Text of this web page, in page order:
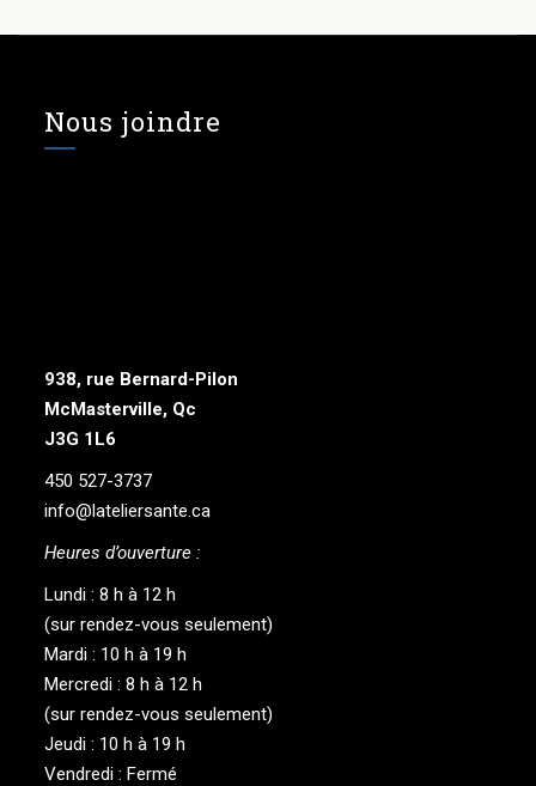
Nous joindre
938, rue Bernard-Pilon
McMasterville, Qc
J3G 1L6
450 527-3737
info@lateliersante.ca
Heures d’ouverture :
Lundi : 8 h à 12 h
(sur rendez-vous seulement)
Mardi : 10 h à 19 h
Mercredi : 8 h à 12 h
(sur rendez-vous seulement)
Jeudi : 10 h à 19 h
Vendredi : Fermé